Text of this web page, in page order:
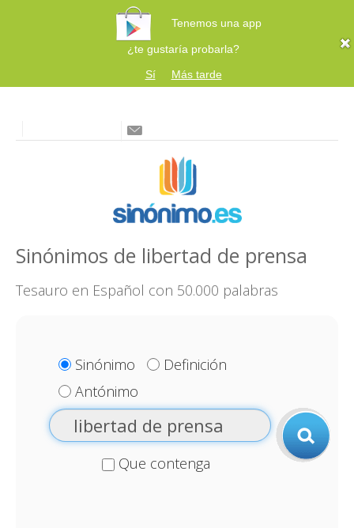
Tenemos una app
¿te gustaría probarla?
Sí
Más tarde
Sinónimos de libertad de prensa
Tesauro en Español con 50.000 palabras
Sinónimo
Definición
Antónimo
Que contenga